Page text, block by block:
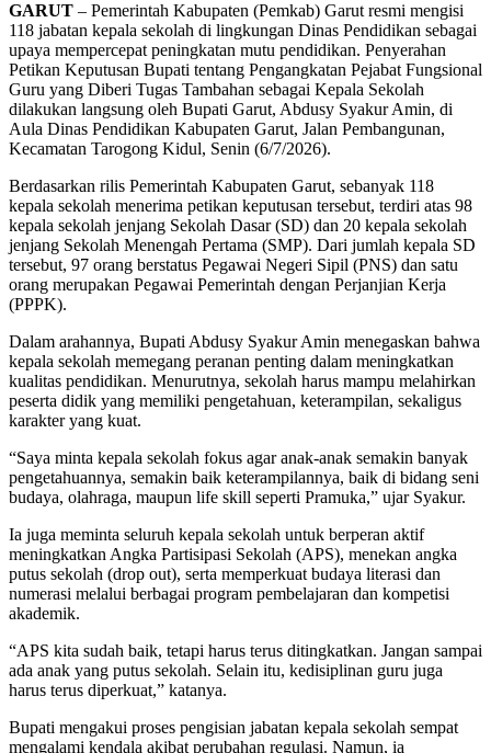
GARUT – Pemerintah Kabupaten (Pemkab) Garut resmi mengisi
118 jabatan kepala sekolah di lingkungan Dinas Pendidikan sebagai
upaya mempercepat peningkatan mutu pendidikan. Penyerahan
Petikan Keputusan Bupati tentang Pengangkatan Pejabat Fungsional
Guru yang Diberi Tugas Tambahan sebagai Kepala Sekolah
dilakukan langsung oleh Bupati Garut, Abdusy Syakur Amin, di
Aula Dinas Pendidikan Kabupaten Garut, Jalan Pembangunan,
Kecamatan Tarogong Kidul, Senin (6/7/2026).
Berdasarkan rilis Pemerintah Kabupaten Garut, sebanyak 118
kepala sekolah menerima petikan keputusan tersebut, terdiri atas 98
kepala sekolah jenjang Sekolah Dasar (SD) dan 20 kepala sekolah
jenjang Sekolah Menengah Pertama (SMP). Dari jumlah kepala SD
tersebut, 97 orang berstatus Pegawai Negeri Sipil (PNS) dan satu
orang merupakan Pegawai Pemerintah dengan Perjanjian Kerja
(PPPK).
Dalam arahannya, Bupati Abdusy Syakur Amin menegaskan bahwa
kepala sekolah memegang peranan penting dalam meningkatkan
kualitas pendidikan. Menurutnya, sekolah harus mampu melahirkan
peserta didik yang memiliki pengetahuan, keterampilan, sekaligus
karakter yang kuat.
“Saya minta kepala sekolah fokus agar anak-anak semakin banyak
pengetahuannya, semakin baik keterampilannya, baik di bidang seni
budaya, olahraga, maupun life skill seperti Pramuka,” ujar Syakur.
Ia juga meminta seluruh kepala sekolah untuk berperan aktif
meningkatkan Angka Partisipasi Sekolah (APS), menekan angka
putus sekolah (drop out), serta memperkuat budaya literasi dan
numerasi melalui berbagai program pembelajaran dan kompetisi
akademik.
“APS kita sudah baik, tetapi harus terus ditingkatkan. Jangan sampai
ada anak yang putus sekolah. Selain itu, kedisiplinan guru juga
harus terus diperkuat,” katanya.
Bupati mengakui proses pengisian jabatan kepala sekolah sempat
mengalami kendala akibat perubahan regulasi. Namun, ia